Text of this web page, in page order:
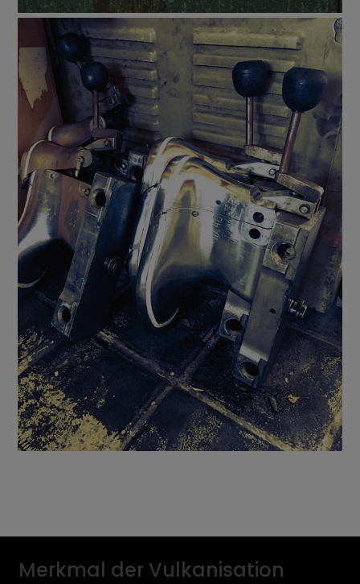
Merkmal der Vulkanisation